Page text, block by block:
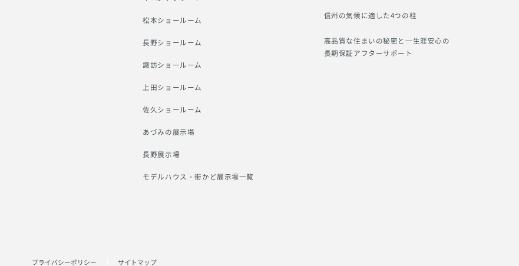
松本ショールーム
長野ショールーム
諏訪ショールーム
上田ショールーム
佐久ショールーム
あづみの展示場
長野展示場
モデルハウス・街かど展示場一覧
信州の気候に適した4つの柱
高品質な住まいの秘密と一生涯安心の
長期保証アフターサポート
プライバシーポリシー サイトマップ